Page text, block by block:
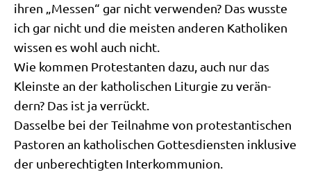
ihren „Mes­sen“ gar nicht ver­wen­den? Das wuss­te
ich gar nicht und die mei­sten ande­ren Katho­li­ken
wis­sen es wohl auch nicht.
Wie kom­men Pro­te­stan­ten dazu, auch nur das
Klein­ste an der katho­li­schen Lit­ur­gie zu ver­än­
dern? Das ist ja verrückt.
Das­sel­be bei der Teil­nah­me von pro­te­stan­ti­schen
Pasto­ren an katho­li­schen Got­tes­dien­sten inklu­si­ve
der unbe­rech­tig­ten Interkommunion.